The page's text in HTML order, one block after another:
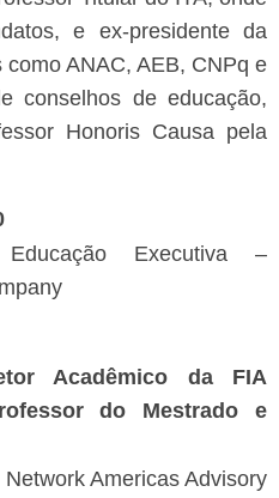
e ex-presidente da
ANAC, AEB, CNPq e
conselhos de educação,
Honoris Causa pela
Executiva –
Acadêmico da FIA
do Mestrado e
Americas Advisory